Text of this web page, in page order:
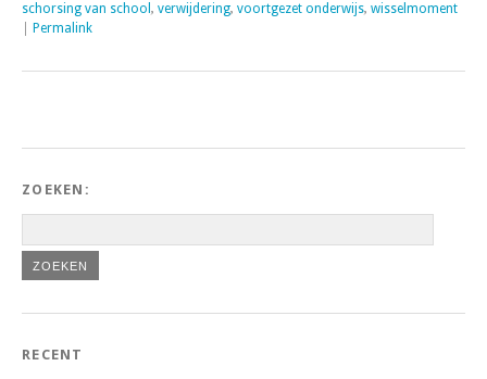
schorsing van school , verwijdering, voortgezet onderwijs, wisselmoment
Permalink
ZOEKEN:
RECENT